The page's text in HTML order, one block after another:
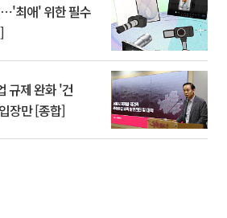
최애' 위한 필수
규제 완화 '건
장만 [종합]